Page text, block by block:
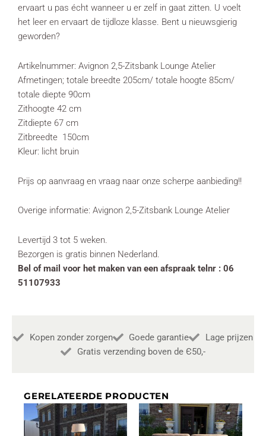
ervaart u pas écht wanneer u er zelf in gaat zitten. U voelt
het leer en ervaart de tijdloze klasse. Bent u nieuwsgierig
geworden?
Artikelnummer: Avignon 2,5-Zitsbank Lounge Atelier
Afmetingen; totale breedte 205cm/ totale hoogte 85cm/
totale diepte 90cm
Zithoogte 42 cm
Zitdiepte 67 cm
Zitbreedte 150cm
Kleur: licht bruin
Prijs op aanvraag en vraag naar onze scherpe aanbieding!!
Overige informatie: Avignon 2,5-Zitsbank Lounge Atelier
Levertijd 3 tot 5 weken.
Bezorgen is gratis binnen Nederland.
Bel of mail voor het maken van een afspraak telnr : 06
51107933
Kopen zonder zorgen Goede garantie
Lage prijzen
Gratis verzending boven de Є50,-
GERELATEERDE PRODUCTEN